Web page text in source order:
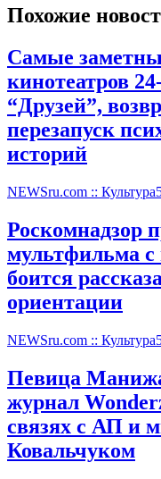
Похожие
Самые
кинотеатров
“Друзей”,
перезапуск
историй
NEWSru.com :: Культура
Роскомнадзор
мультфильма c
боится
ориентации
NEWSru.com :: Культура
Певица Манижа
журнал
связях с АП и
Ковальчуком